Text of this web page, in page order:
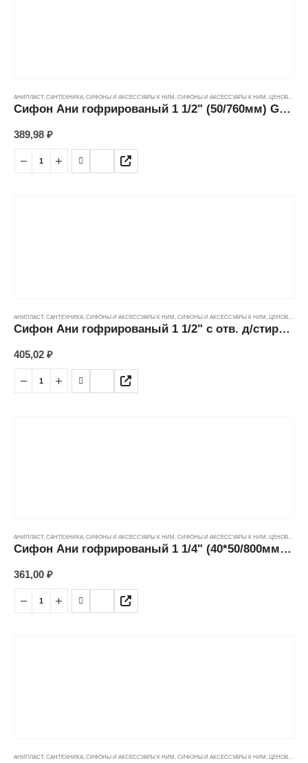
АНИПЛАСТ, САНТЕХНИКА СИФОНЫ И АКСЕССУАРЫ К НИМ СИФОНЫ И АКСЕССУАРЫ К НИМ ЦЕНОВЫЕ ГРУППЫ
Сифон Ани гофрированый 1 1/2" (50/760мм) G105
389,98 ₽
АНИПЛАСТ, САНТЕХНИКА СИФОНЫ И АКСЕССУАРЫ К НИМ СИФОНЫ И АКСЕССУАРЫ К НИМ ЦЕНОВЫЕ ГРУППЫ
Сифон Ани гофрированый 1 1/2" с отв. д/стиральной машины (40*50/885мм) G108
405,02 ₽
АНИПЛАСТ, САНТЕХНИКА СИФОНЫ И АКСЕССУАРЫ К НИМ СИФОНЫ И АКСЕССУАРЫ К НИМ ЦЕНОВЫЕ ГРУППЫ
Сифон Ани гофрированый 1 1/4" (40*50/800мм) G206
361,00 ₽
АНИПЛАСТ, САНТЕХНИКА СИФОНЫ И АКСЕССУАРЫ К НИМ СИФОНЫ И АКСЕССУАРЫ К НИМ ЦЕНОВЫЕ ГРУППЫ